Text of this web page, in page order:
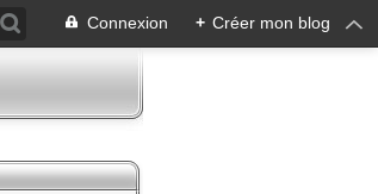
Connexion + Créer mon blog